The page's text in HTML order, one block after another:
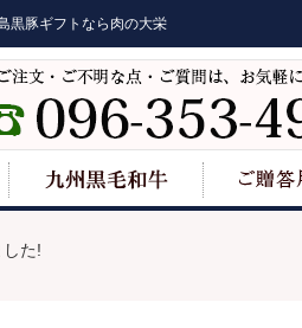
黒豚ギフトなら肉の大栄
た!